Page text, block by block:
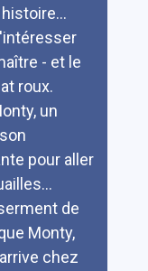
- et le
roux.
un
pour aller
de
Monty,
chez